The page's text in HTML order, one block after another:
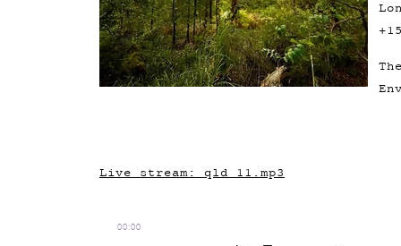
Live stream: qld_11.mp3
00:00